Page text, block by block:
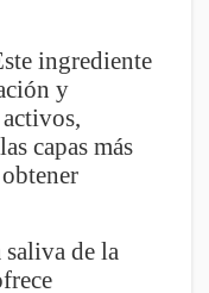
ingrediente
y
capas más
de la